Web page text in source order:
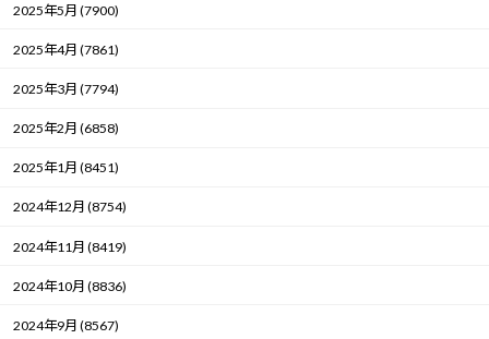
2025年5月 (7900)
2025年4月 (7861)
2025年3月 (7794)
2025年2月 (6858)
2025年1月 (8451)
2024年12月 (8754)
2024年11月 (8419)
2024年10月 (8836)
2024年9月 (8567)